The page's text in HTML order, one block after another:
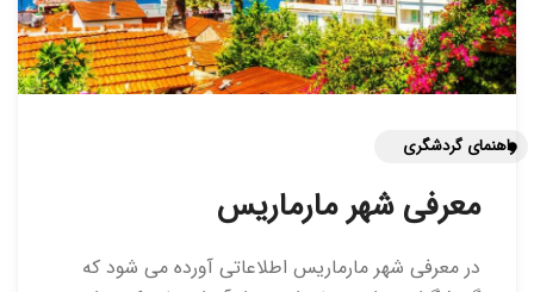
راهنمای گردشگری
معرفی شهر مارماریس
در معرفی شهر مارماریس اطلاعاتی آورده می شود که